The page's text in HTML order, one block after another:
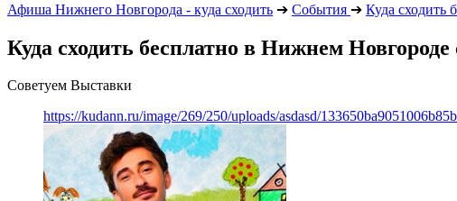
Афиша Нижнего Новгорода - куда сходить ➔ События ➔ Куда сходить
Куда сходить бесплатно в Нижнем Новгороде
Советуем Выставки
https://kudann.ru/image/269/250/uploads/asdasd/